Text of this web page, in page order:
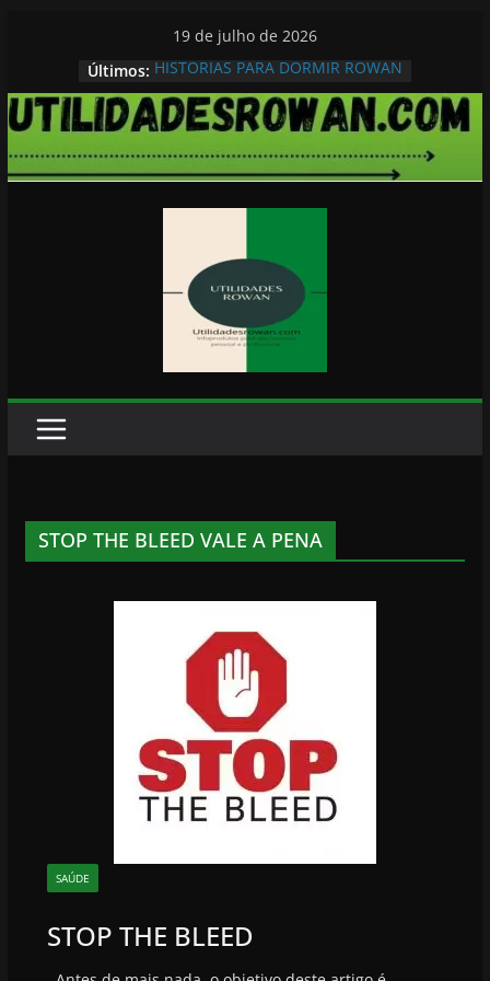
conteúdo
19 de julho de 2026
Últimos: HISTORIAS PARA DORMIR ROWAN
STOP THE BLEED VALE A PENA
SAÚDE
STOP THE BLEED